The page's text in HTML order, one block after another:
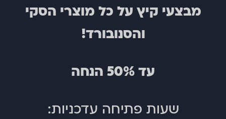
מבצעי קיץ על כל מוצרי הסקי
והסנובורד!
עד 50% הנחה
שעות פתיחה עדכניות: